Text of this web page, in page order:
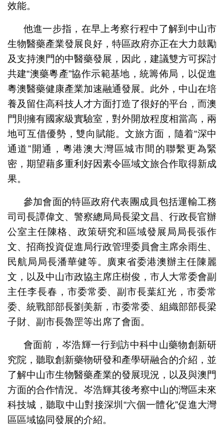
效能。
他進一步指，在早上考察行程中了解到中山市
生物醫藥產業發展良好，特區政府亦正在大力鼓勵
及支持澳門的中醫藥發展，因此，建議雙方可探討
共建“澳藥粵產”協作示範基地，統籌佈局，以促進
粵澳醫藥健康產業加速融通發展。此外，中山在培
養及留住高科技人才方面打造了很好的平台，而澳
門則擁有國家級實驗室，對外開放程度相當高，兩
地可互借優勢，雙向賦能。文旅方面，隨着“深中
通道”開通，粵港澳大灣區城市間的聯繫更為緊
密，期望藉多重利好因素令區域文旅合作取得新成
果。
參加會面的特區政府代表團成員包括運輸工務
司司長譚偉文、警察總局局長梁文昌、行政長官辦
公室主任陳格、政策研究和區域發展局局長張作
文、招商投資促進局行政管理委員會主席余雨生、
民航局局長潘華健等。廣東省委港澳辦主任陳麗
文，以及中山市政協主席庄樹俊，市人大常委會副
主任李長春，市委常委、副市長葉紅光，市委常
委、統戰部部長劉美新，市委常委、組織部部長梁
子財、副市長魯罡等出席了會面。
會面前，岑浩輝一行到訪中科中山藥物創新研
究院，聽取創新藥物研發和產學研融合的介紹，並
了解中山市生物醫藥產業的發展現況，以及與澳門
方面的合作情況。岑浩輝其後考察中山的灣區未來
科技城，聽取中山對接深圳“六個一體化”促進大灣
區區域協同發展的介紹。